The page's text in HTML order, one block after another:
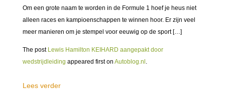
Om een grote naam te worden in de Formule 1 hoef je heus niet
alleen races en kampioenschappen te winnen hoor. Er zijn veel
meer manieren om je stempel voor eeuwig op de sport […]
The post Lewis Hamilton KEIHARD aangepakt door
wedstrijdleiding appeared first on Autoblog.nl .
Lees verder